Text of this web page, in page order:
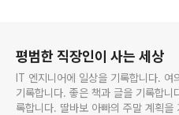
평범한 직장인이 사는 세상
IT 엔지니어에 일상을 기록합니다. 여
기록합니다. 좋은 책과 글을 기록합니다. 쉬운 금융 정보를 기
록합니다. 딸바보 아빠의 주말 계